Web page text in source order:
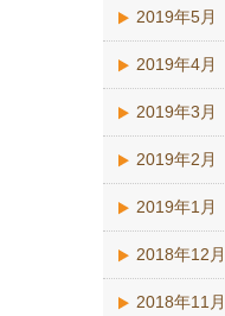
2019年5月
2019年4月
2019年3月
2019年2月
2019年1月
2018年12月
2018年11月